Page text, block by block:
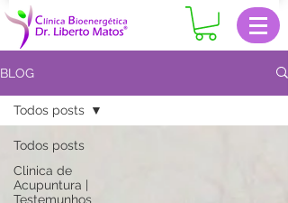
BLOG
Todos posts
Clinica de
Acupuntura |
Testemunhos
Todos posts